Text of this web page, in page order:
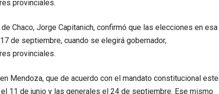
provinciales.
Chaco, Jorge Capitanich, confirmó que las elecciones en esa
de septiembre, cuando se elegirá gobernador,
provinciales.
Mendoza, que de acuerdo con el mandato constitucional este
11 de junio y las generales el 24 de septiembre. Ese mismo